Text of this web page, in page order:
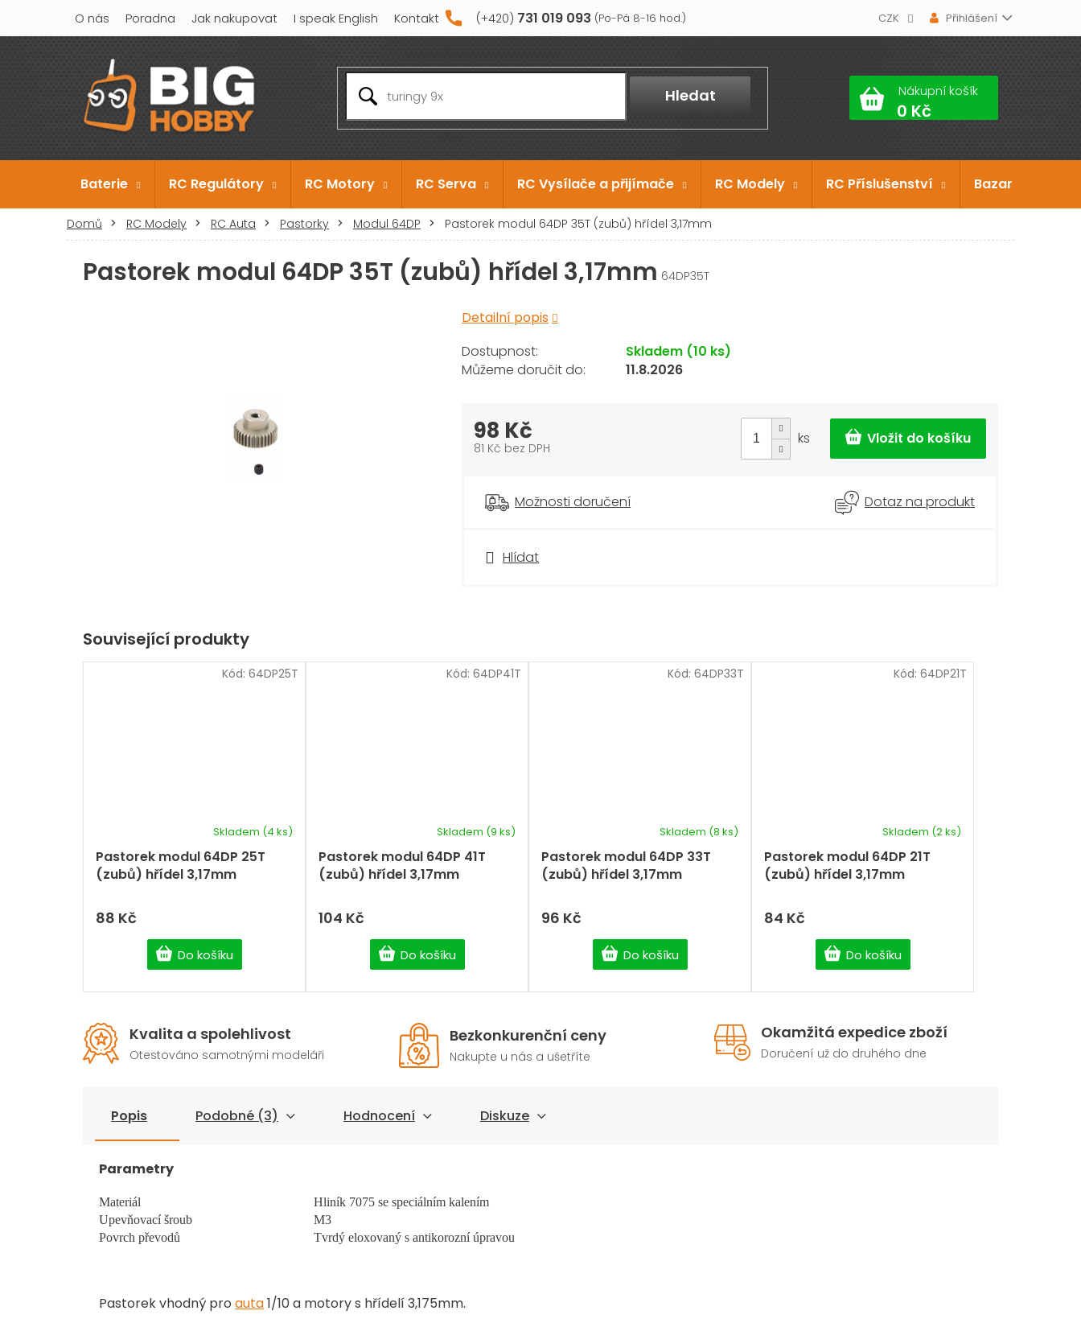
obsah
731 019 093
O nás Poradna Jak nakupovat I speak English Kontakt CZK Přihlášení
Hledat Nákupní košík
Baterie RC Regulátory RC Motory RC Serva RC Vysílače a přijímače RC Modely RC Příslušenství Bazar
Domů RC Modely RC Auta Pastorky Modul 64DP Pastorek modul 64DP 35T (zubů) hřídel 3,17mm
Pastorek modul 64DP 35T (zubů) hřídel 3,17mm 64DP35T
Detailní popis
Hlídat
Skladem (10 ks)
11.8.2026
98 Kč
81 Kč bez DPH
ks
Možnosti doručení Dotaz na produkt
Související produkty
Pastorek modul 64DP 25T
(zubů) hřídel 3,17mm
Skladem (4 ks)
88 Kč
Do košíku
Kód: 64DP25T
Pastorek modul 64DP 41T
(zubů) hřídel 3,17mm
Skladem (9 ks)
104 Kč
Do košíku
Kód: 64DP41T
Pastorek modul 64DP 33T
(zubů) hřídel 3,17mm
Skladem (8 ks)
96 Kč
Do košíku
Kód: 64DP33T
Pastorek modul 64DP 21T
(zubů) hřídel 3,17mm
Skladem (2 ks)
84 Kč
Do košíku
Kód: 64DP21T
Kvalita a spolehlivost
Otestováno samotnými modeláři
Bezkonkurenční ceny
Nakupte u nás a ušetříte
Okamžitá expedice zboží
Doručení už do druhého dne
Popis Podobné (3) Hodnocení Diskuze
Parametry
Materiál
Hliník 7075 se speciálním kalením
Upevňovací šroub
M3
Povrch převodů
Tvrdý eloxovaný s antikorozní úpravou
Pastorek vhodný pro auta1/10 a motory s hřídelí 3,175mm.